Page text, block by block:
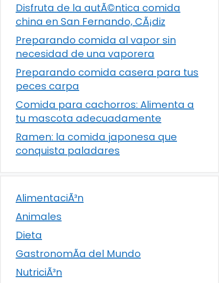
Disfruta de la autÃ©ntica comida
china en San Fernando, CÃ¡diz
Preparando comida al vapor sin
necesidad de una vaporera
Preparando comida casera para tus
peces carpa
Comida para cachorros: Alimenta a
tu mascota adecuadamente
Ramen: la comida japonesa que
conquista paladares
AlimentaciÃ³n
Animales
Dieta
GastronomÃ­a del Mundo
NutriciÃ³n